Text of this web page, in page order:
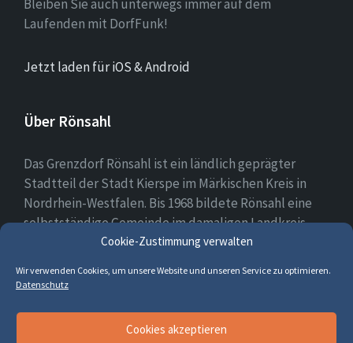
Cookie-Zustimmung verwalten
Wir verwenden Cookies, um unsere Website und unseren Service zu optimieren.
Datenschutz
Cookies akzeptieren
Bleiben Sie auch unterwegs immer auf dem
Laufenden mit DorfFunk!
Jetzt laden für iOS & Android
Über Rönsahl
Das Grenzdorf Rönsahl ist ein ländlich geprägter
Stadtteil der Stadt Kierspe im Märkischen Kreis in
Nordrhein-Westfalen. Bis 1968 bildete Rönsahl eine
selbstständige Gemeinde im damaligen Landkreis
Altena. Heute leben etwa 2.300 Menschen in und um
Facebook